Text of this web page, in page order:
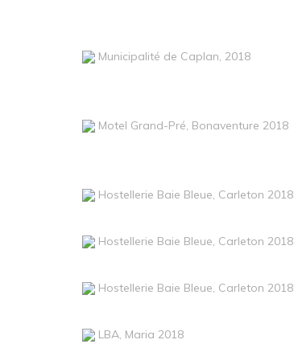
Municipalité de Caplan, 2018
Motel Grand-Pré, Bonaventure 2018
Hostellerie Baie Bleue, Carleton 2018
Hostellerie Baie Bleue, Carleton 2018
Hostellerie Baie Bleue, Carleton 2018
LBA, Maria 2018